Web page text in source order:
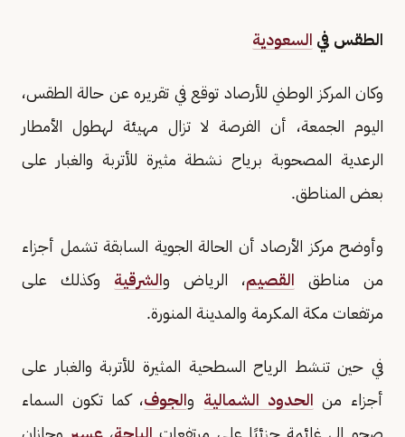
الطقس في السعودية
وكان المركز الوطني للأرصاد توقع في تقريره عن حالة الطقس،
اليوم الجمعة، أن الفرصة لا تزال مهيئة لهطول الأمطار
الرعدية المصحوبة برياح نشطة مثيرة للأتربة والغبار على
بعض المناطق.
وأوضح مركز الأرصاد أن الحالة الجوية السابقة تشمل أجزاء
من مناطق القصيم، الرياض والشرقية وكذلك على
مرتفعات مكة المكرمة والمدينة المنورة.
في حين تنشط الرياح السطحية المثيرة للأتربة والغبار على
أجزاء من الحدود الشمالية والجوف، كما تكون السماء
صحو إلى غائمة جزئيًا على مرتفعات الباحة، عسير وجازان